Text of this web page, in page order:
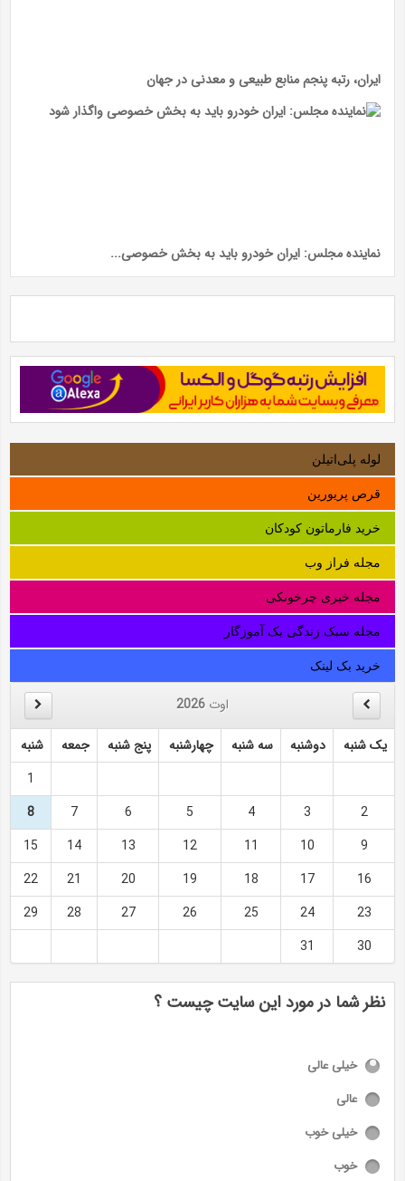
ایران، رتبه پنجم منابع طبیعی و معدنی در جهان
نماینده مجلس: ایران خودرو باید به بخش خصوصی...
لوله‌ پلی‌اتیلن
قرص پریورین
خرید فارماتون کودکان
مجله فراز وب
مجله خبری چرخونکی
مجله سبک زندگی یک آموزگار
خرید بک لینک
اوت 2026
یک شنبه دوشنبه سه شنبه چهارشنبه پنج شنبه جمعه
شنبه
1
2
3
4
5
6
7
8
9
10
11
12
13
14
15
16
17
18
19
20
21
22
23
24
25
26
27
28
29
30
31
نظر شما در مورد این سایت چیست ؟
خیلی عالی
عالی
خیلی خوب
خوب